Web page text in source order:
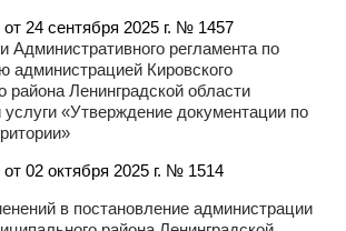
24 сентября 2025 г. № 1457
Административного регламента по
администрацией Кировского
района Ленинградской области
«Утверждение документации по
02 октября 2025 г. № 1514
в постановление администрации